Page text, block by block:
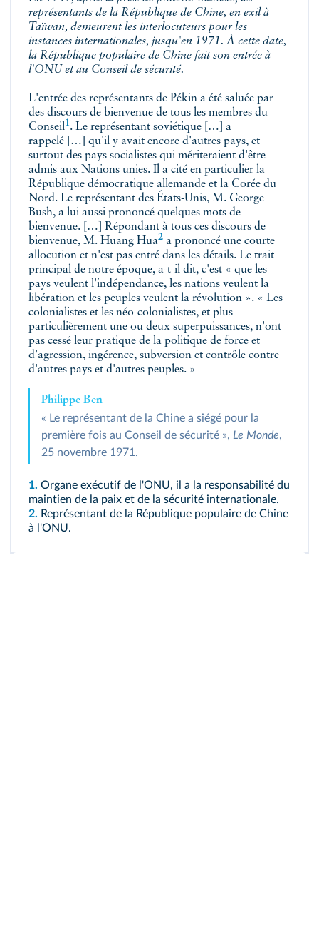
représentants de la République de Chine, en exil à
Taïwan, demeurent les interlocuteurs pour les
instances internationales, jusqu'en 1971. À cette date,
la République populaire de Chine fait son entrée à
l'ONU et au Conseil de sécurité.
L'entrée des représentants de Pékin a été saluée par
des discours de bienvenue de tous les membres du
Conseil1. Le représentant soviétique […] a
rappelé […] qu'il y avait encore d'autres pays, et
surtout des pays socialistes qui mériteraient d'être
admis aux Nations unies. Il a cité en particulier la
République démocratique allemande et la Corée du
Nord. Le représentant des États-Unis, M. George
Bush, a lui aussi prononcé quelques mots de
bienvenue. […] Répondant à tous ces discours de
bienvenue, M. Huang Hua2 a prononcé une courte
allocution et n'est pas entré dans les détails. Le trait
principal de notre époque, a-t-il dit, c'est « que les
pays veulent l'indépendance, les nations veulent la
libération et les peuples veulent la révolution ». « Les
colonialistes et les néo-colonialistes, et plus
particulièrement une ou deux superpuissances, n'ont
pas cessé leur pratique de la politique de force et
d'agression, ingérence, subversion et contrôle contre
d'autres pays et d'autres peuples. »
Philippe Ben
« Le représentant de la Chine a siégé pour la
première fois au Conseil de sécurité », Le Monde,
25 novembre 1971.
1. Organe exécutif de l'ONU, il a la responsabilité du
maintien de la paix et de la sécurité internationale.
2. Représentant de la République populaire de Chine
à l'ONU.